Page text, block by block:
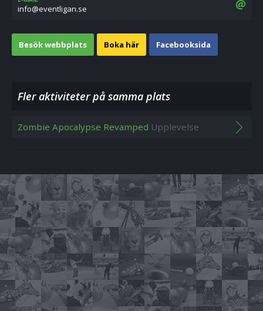
es.nagiltneve@ofni
Besök webbplats Boka här Facebooksida
Fler aktiviteter på samma plats
Zombie Apocalypse Revamped Upplevelse